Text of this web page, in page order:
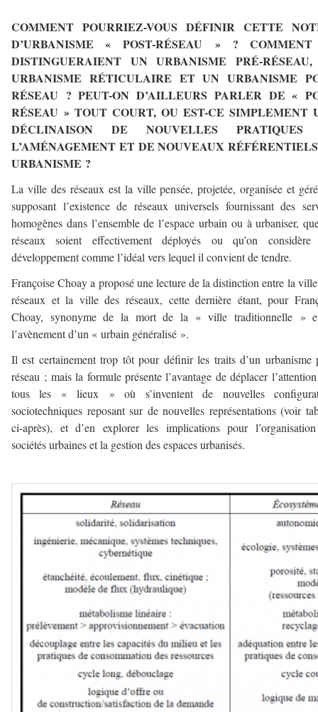
COMMENT POURRIEZ-VOUS DÉFINIR CETTE
D’URBANISME « POST-RÉSEAU » ?
DISTINGUERAIENT UN URBANISME PRÉ-
URBANISME RÉTICULAIRE ET UN URBANISME
RÉSEAU ? PEUT-ON D’AILLEURS PARLER DE «
RÉSEAU » TOUT COURT, OU EST-CE SIMPLEMENT
DÉCLINAISON DE NOUVELLES PRATIQUES
L’AMÉNAGEMENT ET DE NOUVEAUX
URBANISME ?
La ville des réseaux est la ville pensée, projetée, organisée et
supposant l’existence de réseaux universels fournissant des
homogènes dans l’ensemble de l’espace urbain ou à urbaniser,
réseaux soient effectivement déployés ou qu’on
développement comme l’idéal vers lequel il convient de tendre.
Françoise Choay a proposé une lecture de la distinction entre la
réseaux et la ville des réseaux, cette dernière étant, pour
Choay, synonyme de la mort de la « ville traditionnelle »
l’avènement d’un « urbain généralisé ».
Il est certainement trop tôt pour définir les traits d’un urbanisme
réseau ; mais la formule présente l’avantage de déplacer
tous les « lieux » où s’inventent de nouvelles
sociotechniques reposant sur de nouvelles représentations (voir
ci-après), et d’en explorer les implications pour
sociétés urbaines et la gestion des espaces urbanisés.